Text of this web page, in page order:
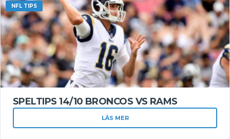
NFL TIPS
SPELTIPS 14/10 BRONCOS VS RAMS
LÄS MER